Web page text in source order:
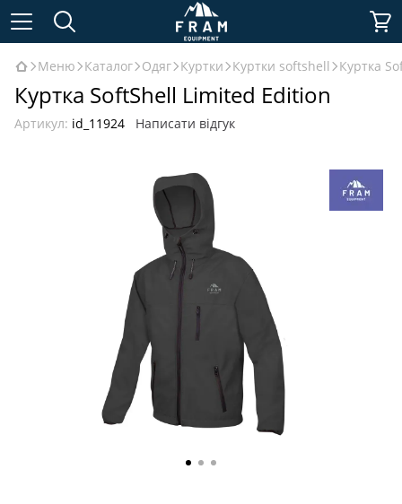
Меню Каталог Одяг Куртки Куртки softshell Куртка
Куртка SoftShell Limited Edition
Артикул: id_11924 Написати відгук